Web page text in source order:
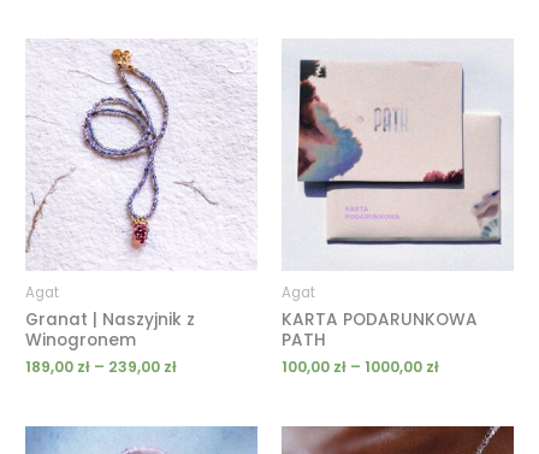
Agat
Granat | Naszyjnik z
Winogronem
189,00 zł – 239,00 zł
Zakres
cen:
od
189,00 zł
do
239,00 zł
Agat
KARTA PODARUNKOWA
PATH
100,00 zł – 1000,00 zł
cen:
Zakres